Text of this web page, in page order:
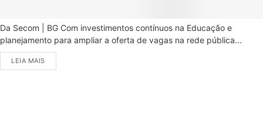
Da Secom | BG Com investimentos contínuos na Educação e
planejamento para ampliar a oferta de vagas na rede pública...
LEIA MAIS